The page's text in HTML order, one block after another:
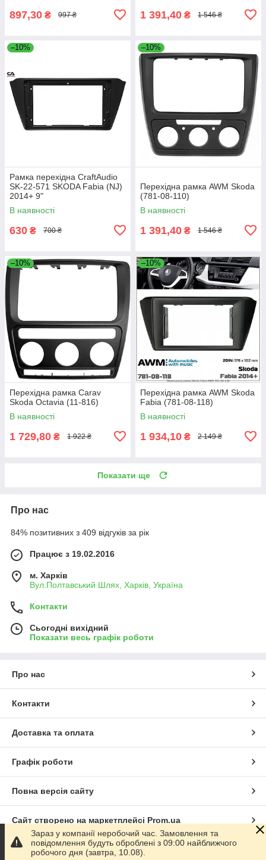
897,30 ₴ 997 ₴ 1 391,40 ₴ 1 546 ₴
–10%
Рамка перехідна CraftAudio
SK-22-571 SKODA Fabia (NJ)
2014+ 9"
В наявності
630 ₴ 700 ₴
–10%
Перехідна рамка AWM Skoda
(781-08-110)
В наявності
1 391,40 ₴ 1 546 ₴
–10%
Перехідна рамка Carav
Skoda Octavia (11-816)
В наявності
1 729,80 ₴ 1 922 ₴
–10%
Перехідна рамка AWM Skoda
Fabia (781-08-118)
В наявності
1 934,10 ₴ 2 149 ₴
Показати ще
Про нас
84% позитивних з 409 відгуків за рік
Працює з 19.02.2016
м. Харків
Вул.Полтавський Шлях, Харків, Україна
Контакти
Сьогодні вихідний
Показати весь графік роботи
Про нас
Контакти
Доставка та оплата
Графік роботи
Повна версія сайту
Сайт створено на маркетплейсі Prom.ua
Політика конфіденційності
Зараз у компанії неробочий час. Замовлення та
повідомлення будуть оброблені з 09:00 найближчого
робочого дня (завтра, 10.08).